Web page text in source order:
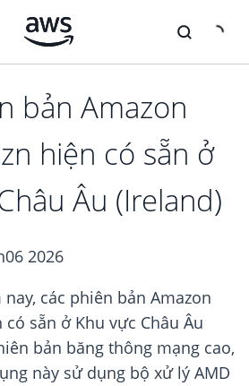
bản Amazon
hiện có sẵn ở
Âu (Ireland)
2026
các phiên bản Amazon
có sẵn ở Khu vực Châu Âu
bản băng thông mạng cao,
này sử dụng bộ xử lý AMD